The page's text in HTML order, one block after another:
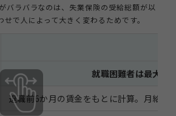
バラバラなのは、失業保険の受給総額が以
で人によって大きく変わるためです。
就職困難者は最大
退職前6か月の賃金をもとに計算。月給が